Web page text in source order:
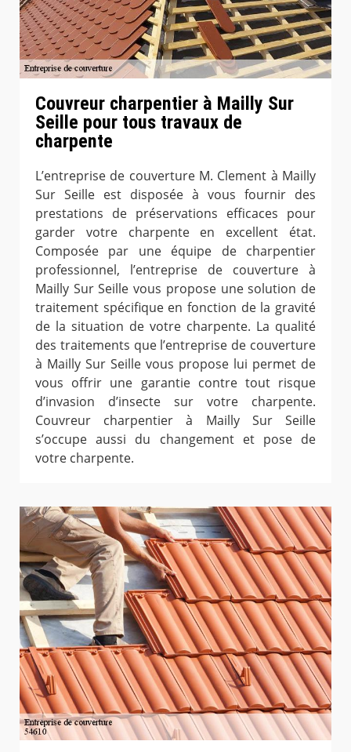
Couvreur charpentier à Mailly Sur
Seille pour tous travaux de
charpente
L’entreprise de couverture M. Clement à Mailly
Sur Seille est disposée à vous fournir des
prestations de préservations efficaces pour
garder votre charpente en excellent état.
Composée par une équipe de charpentier
professionnel, l’entreprise de couverture à
Mailly Sur Seille vous propose une solution de
traitement spécifique en fonction de la gravité
de la situation de votre charpente. La qualité
des traitements que l’entreprise de couverture
à Mailly Sur Seille vous propose lui permet de
vous offrir une garantie contre tout risque
d’invasion d’insecte sur votre charpente.
Couvreur charpentier à Mailly Sur Seille
s’occupe aussi du changement et pose de
votre charpente.